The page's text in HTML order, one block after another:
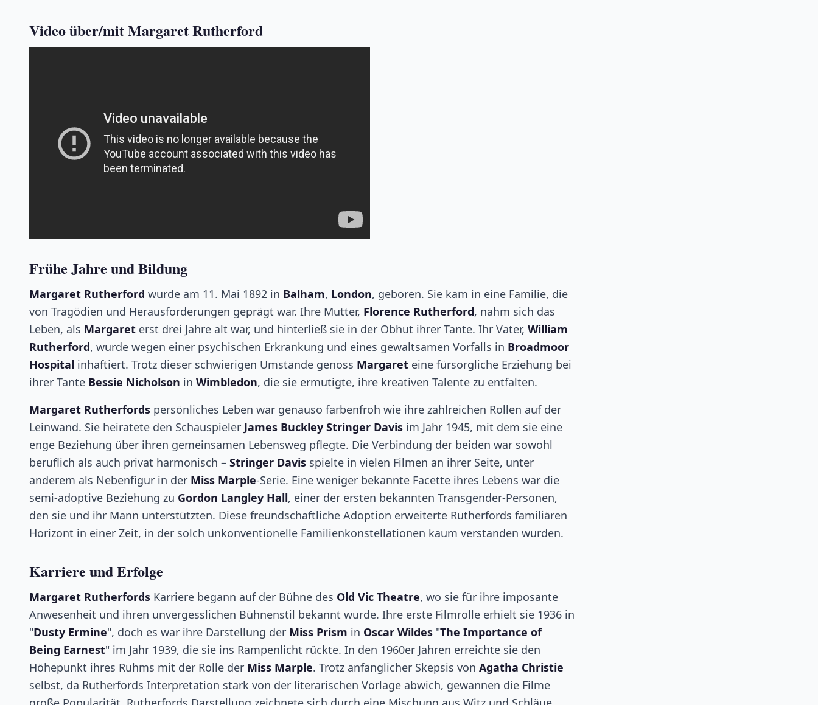
Video über/mitMargaret Rutherford
Frühe Jahre und Bildung
Margaret Rutherford wurde am 11. Mai 1892 in Balham, London, geboren. Sie kam in eine Familie, die
von Tragödien und Herausforderungen geprägt war. Ihre Mutter, Florence Rutherford, nahm sich das
Leben, als Margaret erst drei Jahre alt war, und hinterließ sie in der Obhut ihrer Tante. Ihr Vater, William
Rutherford, wurde wegen einer psychischen Erkrankung und eines gewaltsamen Vorfalls in Broadmoor
Hospital inhaftiert. Trotz dieser schwierigen Umstände genoss Margaret eine fürsorgliche Erziehung bei
ihrer Tante Bessie Nicholson in Wimbledon, die sie ermutigte, ihre kreativen Talente zu entfalten.
Margaret Rutherfords persönliches Leben war genauso farbenfroh wie ihre zahlreichen Rollen auf der
Leinwand. Sie heiratete den Schauspieler James Buckley Stringer Davis im Jahr 1945, mit dem sie eine
enge Beziehung über ihren gemeinsamen Lebensweg pflegte. Die Verbindung der beiden war sowohl
beruflich als auch privat harmonisch – Stringer Davis spielte in vielen Filmen an ihrer Seite, unter
anderem als Nebenfigur in der Miss Marple-Serie. Eine weniger bekannte Facette ihres Lebens war die
semi-adoptive Beziehung zu Gordon Langley Hall, einer der ersten bekannten Transgender-Personen,
den sie und ihr Mann unterstützten. Diese freundschaftliche Adoption erweiterte Rutherfords familiären
Horizont in einer Zeit, in der solch unkonventionelle Familienkonstellationen kaum verstanden wurden.
Karriere und Erfolge
Margaret Rutherfords Karriere begann auf der Bühne des Old Vic Theatre, wo sie für ihre imposante
Anwesenheit und ihren unvergesslichen Bühnenstil bekannt wurde. Ihre erste Filmrolle erhielt sie 1936 in
"Dusty Ermine", doch es war ihre Darstellung der Miss Prism in Oscar Wildes "The Importance of
Being Earnest" im Jahr 1939, die sie ins Rampenlicht rückte. In den 1960er Jahren erreichte sie den
Höhepunkt ihres Ruhms mit der Rolle der Miss Marple. Trotz anfänglicher Skepsis von Agatha Christie
selbst, da Rutherfords Interpretation stark von der literarischen Vorlage abwich, gewannen die Filme